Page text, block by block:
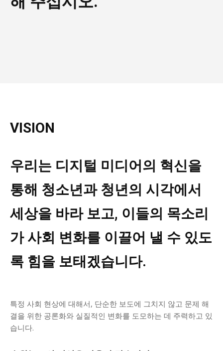
VISION
우리는 디지털 미디어의 혁신을
통해 청소년과 청년의 시각에서
세상을 바라 보고, 이들의 목소리
가 사회 변화를 이끌어 낼 수 있도
록 힘을 보태겠습니다.
특정 사회 현상에 대해서, 단순한 보도에 그치지 않고 문제 해
결을 위한 공론화와 실질적인 변화를 도모하는 데 주력하고 있
습니다.